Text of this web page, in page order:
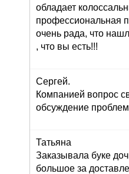
обладает
профессиональная
очень рада, что
, что вы есть!!!
Сергей.
Компанией вопрос
обсуждение
Татьяна
Заказывала буке
большое за